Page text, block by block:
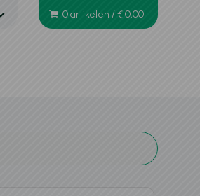
0 artikelen /€ 0,00